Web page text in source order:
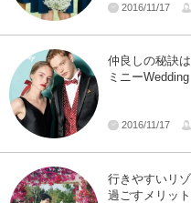
2016/11/17
仲良しの秘訣
ミニーWedding
2016/11/17
行きやすいリ
過ごすメリッ